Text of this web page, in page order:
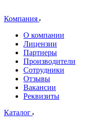
Компания
О компании
Лицензии
Партнеры
Производители
Сотрудники
Отзывы
Вакансии
Реквизиты
Каталог